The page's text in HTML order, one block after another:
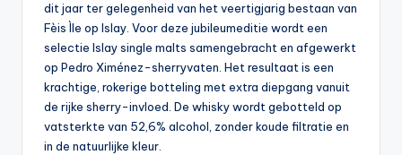
dit jaar ter gelegenheid van het veertigjarig bestaan van
Fèis Ìle op Islay. Voor deze jubileumeditie wordt een
selectie Islay single malts samengebracht en afgewerkt
op Pedro Ximénez-sherryvaten. Het resultaat is een
krachtige, rokerige botteling met extra diepgang vanuit
de rijke sherry-invloed. De whisky wordt gebotteld op
vatsterkte van 52,6% alcohol, zonder koude filtratie en
in de natuurlijke kleur.